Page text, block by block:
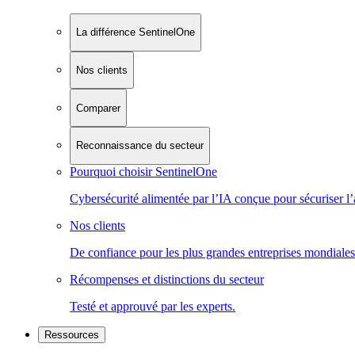
La différence SentinelOne
Nos clients
Comparer
Reconnaissance du secteur
Pourquoi choisir SentinelOne
Cybersécurité alimentée par l’IA conçue pour sécuriser
Nos clients
De confiance pour les plus grandes entreprises
Récompenses et distinctions du secteur
Testé et approuvé par les experts.
Ressources